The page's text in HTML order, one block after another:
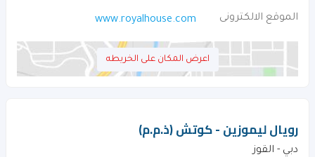
الموقع الالكترونى www.royalhouse.com
اعرض المكان على الخريطه
رويال ليموزين - كوتش (ذ.م.م)
دبي - القوز